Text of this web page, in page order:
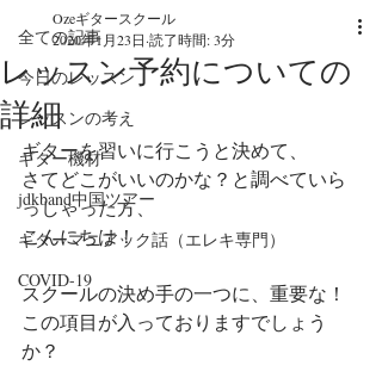
全ての記事
今日のレッスン
レッスンの考え
ギター機材
jdkband中国ツアー
ギターマニアック話（エレキ専門）
COVID-19
レッスン予約についての
詳細
Ozeギタースクール
2020年1月23日 読了時間: 3分
ギターを習いに行こうと決めて、
さてどこがいいのかな？と調べていら
っしゃった方、
こんにちは！
スクールの決め手の一つに、重要な！
この項目が入っておりますでしょう
か？